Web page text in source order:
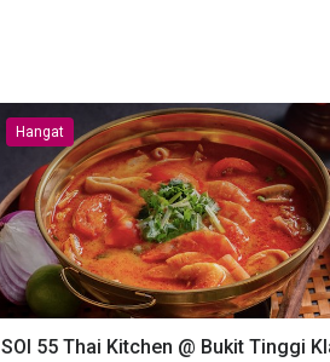
SOI 55 Thai Kitchen @ Bukit Tinggi
Hangat